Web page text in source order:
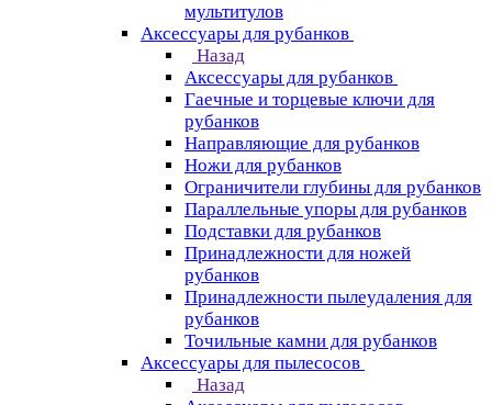
мультитулов
Аксессуары для рубанков
Назад
Аксессуары для рубанков
Гаечные и торцевые ключи для
рубанков
Направляющие для рубанков
Ножи для рубанков
Ограничители глубины для рубанков
Параллельные упоры для рубанков
Подставки для рубанков
Принадлежности для ножей
рубанков
Принадлежности пылеудаления для
рубанков
Точильные камни для рубанков
Аксессуары для пылесосов
Назад